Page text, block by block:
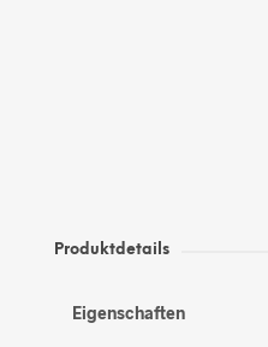
Produktdetails
Eigenschaften